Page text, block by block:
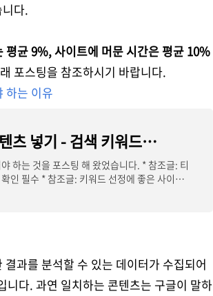
다.
균 9%, 사이트에 머문 시간은 평균 10%
포스팅을 참조하시기 바랍니다.
하는 이유
구글 애드센스 일치하는 콘텐츠 넣기 - 검색 키워드를 챙겨야 하는 이유
하는 것을 포스팅 해 왔었습니다. * 참조글: 티
인 필수 * 참조글: 키워드 선정에 좋은 사이트
과를 분석할 수 있는 데이터가 수집되어
니다. 과연 일치하는 콘텐츠는 구글이 말하